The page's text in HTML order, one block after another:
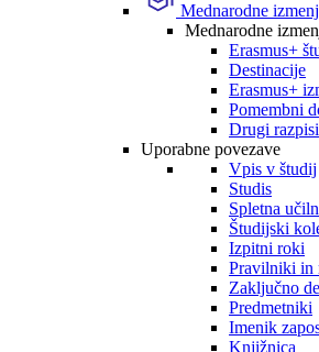
Mednarodne
Mednarodne
Erasmus+
Destinacije
Erasmus+
Pomembni
Drugi razpisi
Uporabne povezave
Vpis v študij
Studis
Spletna
Študijski
Izpitni roki
Pravilniki in
Zaključno
Predmetniki
Imenik
Knjižnica